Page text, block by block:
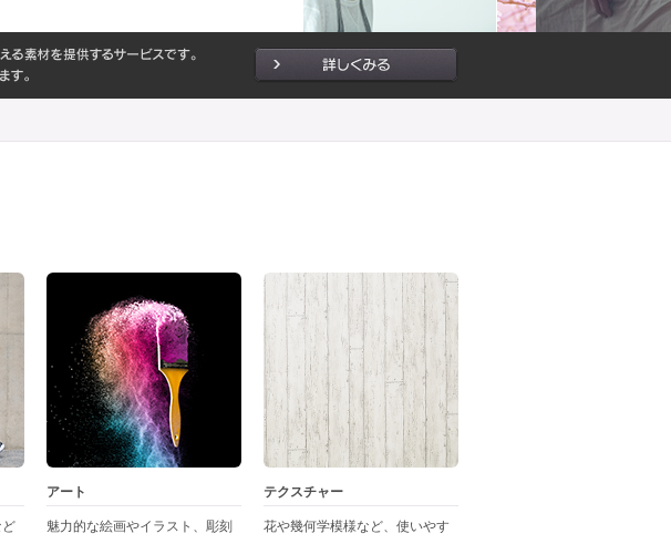
アート
魅力的な絵画やイラスト、彫刻
テクスチャー
花や幾何学模様など、使いやす